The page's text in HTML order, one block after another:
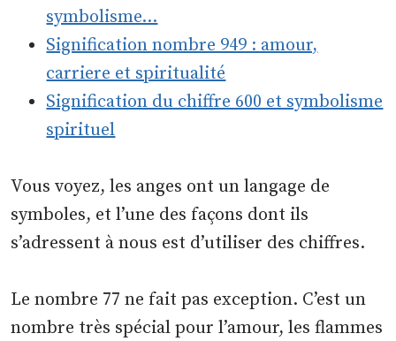
symbolisme…
Signification nombre 949 : amour,
carriere et spiritualité
Signification du chiffre 600 et symbolisme
spirituel
Vous voyez, les anges ont un langage de
symboles, et l’une des façons dont ils
s’adressent à nous est d’utiliser des chiffres.
Le nombre 77 ne fait pas exception. C’est un
nombre très spécial pour l’amour, les flammes